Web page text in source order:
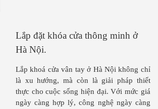
Lắp đặt khóa cửa thông minh ở
Hà Nội.
Lắp khoá cửa vân tay ở Hà Nội không chỉ
là xu hướng, mà còn là giải pháp thiết
thực cho cuộc sống hiện đại. Với mức giá
ngày càng hợp lý, công nghệ ngày càng